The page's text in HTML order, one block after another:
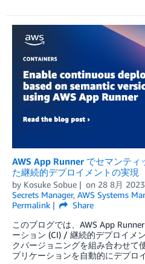
AWS App Runner でセマンティ
た継続的デプロイメントの実現
by Kosuke Sobue on 28 8月 2023
Secrets Manager, AWS Systems
Permalink
Share
このブログでは、AWS App
ーション (CI) / 継続的デプロイメ
クバージョニングを組み合わせて
プリケーションを自動的にデプロ